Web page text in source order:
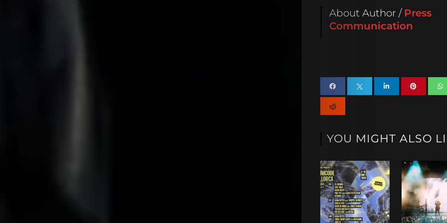
About Author / Press
Communication
YOU MIGHT ALSO